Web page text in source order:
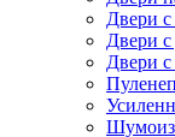
Двери
Двери
Двери